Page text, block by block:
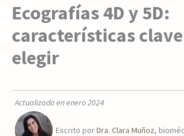
Ecografías 4D y 5D:
características
elegir
Actualizado en enero 2024
Escrito porDra. Clara Muñoz,